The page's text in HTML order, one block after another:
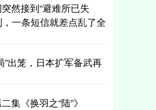
然接到“避难所已失
一条短信就差点乱了全
”出笼，日本扩军备武再
集《换羽之“陆”》